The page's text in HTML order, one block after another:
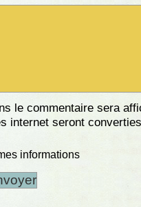
le commentaire sera
internet seront converties
informations